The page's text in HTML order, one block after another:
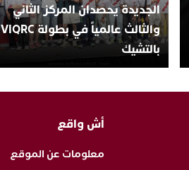
الجديدة يحصدان المركز الثاني
والثالث عالمياً في بطولة VIQRC
بالتشيك
أش واقع
معلومات عن الموقع